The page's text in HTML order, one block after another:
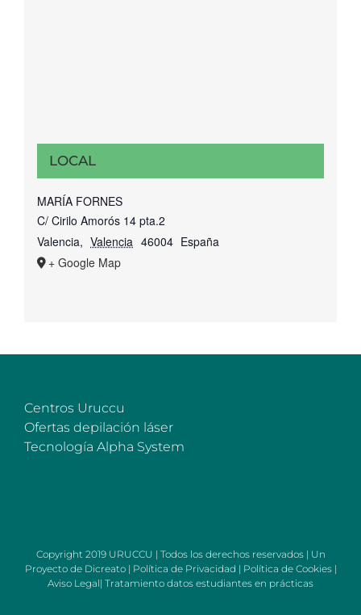
LOCAL
MARÍA FORNES
C/ Cirilo Amorós 14 pta.2
Valencia, Valencia 46004 España
+ Google Map
Centros Uruccu
Ofertas depilación láser
Tecnología Alpha System
Copyright 2019 URUCCU | Todos los derechos reservados | Un
Proyecto de Dicreato| Política de Privacidad | Política de Cookies|
Aviso Legal| Tratamiento datos estudiantes en prácticas